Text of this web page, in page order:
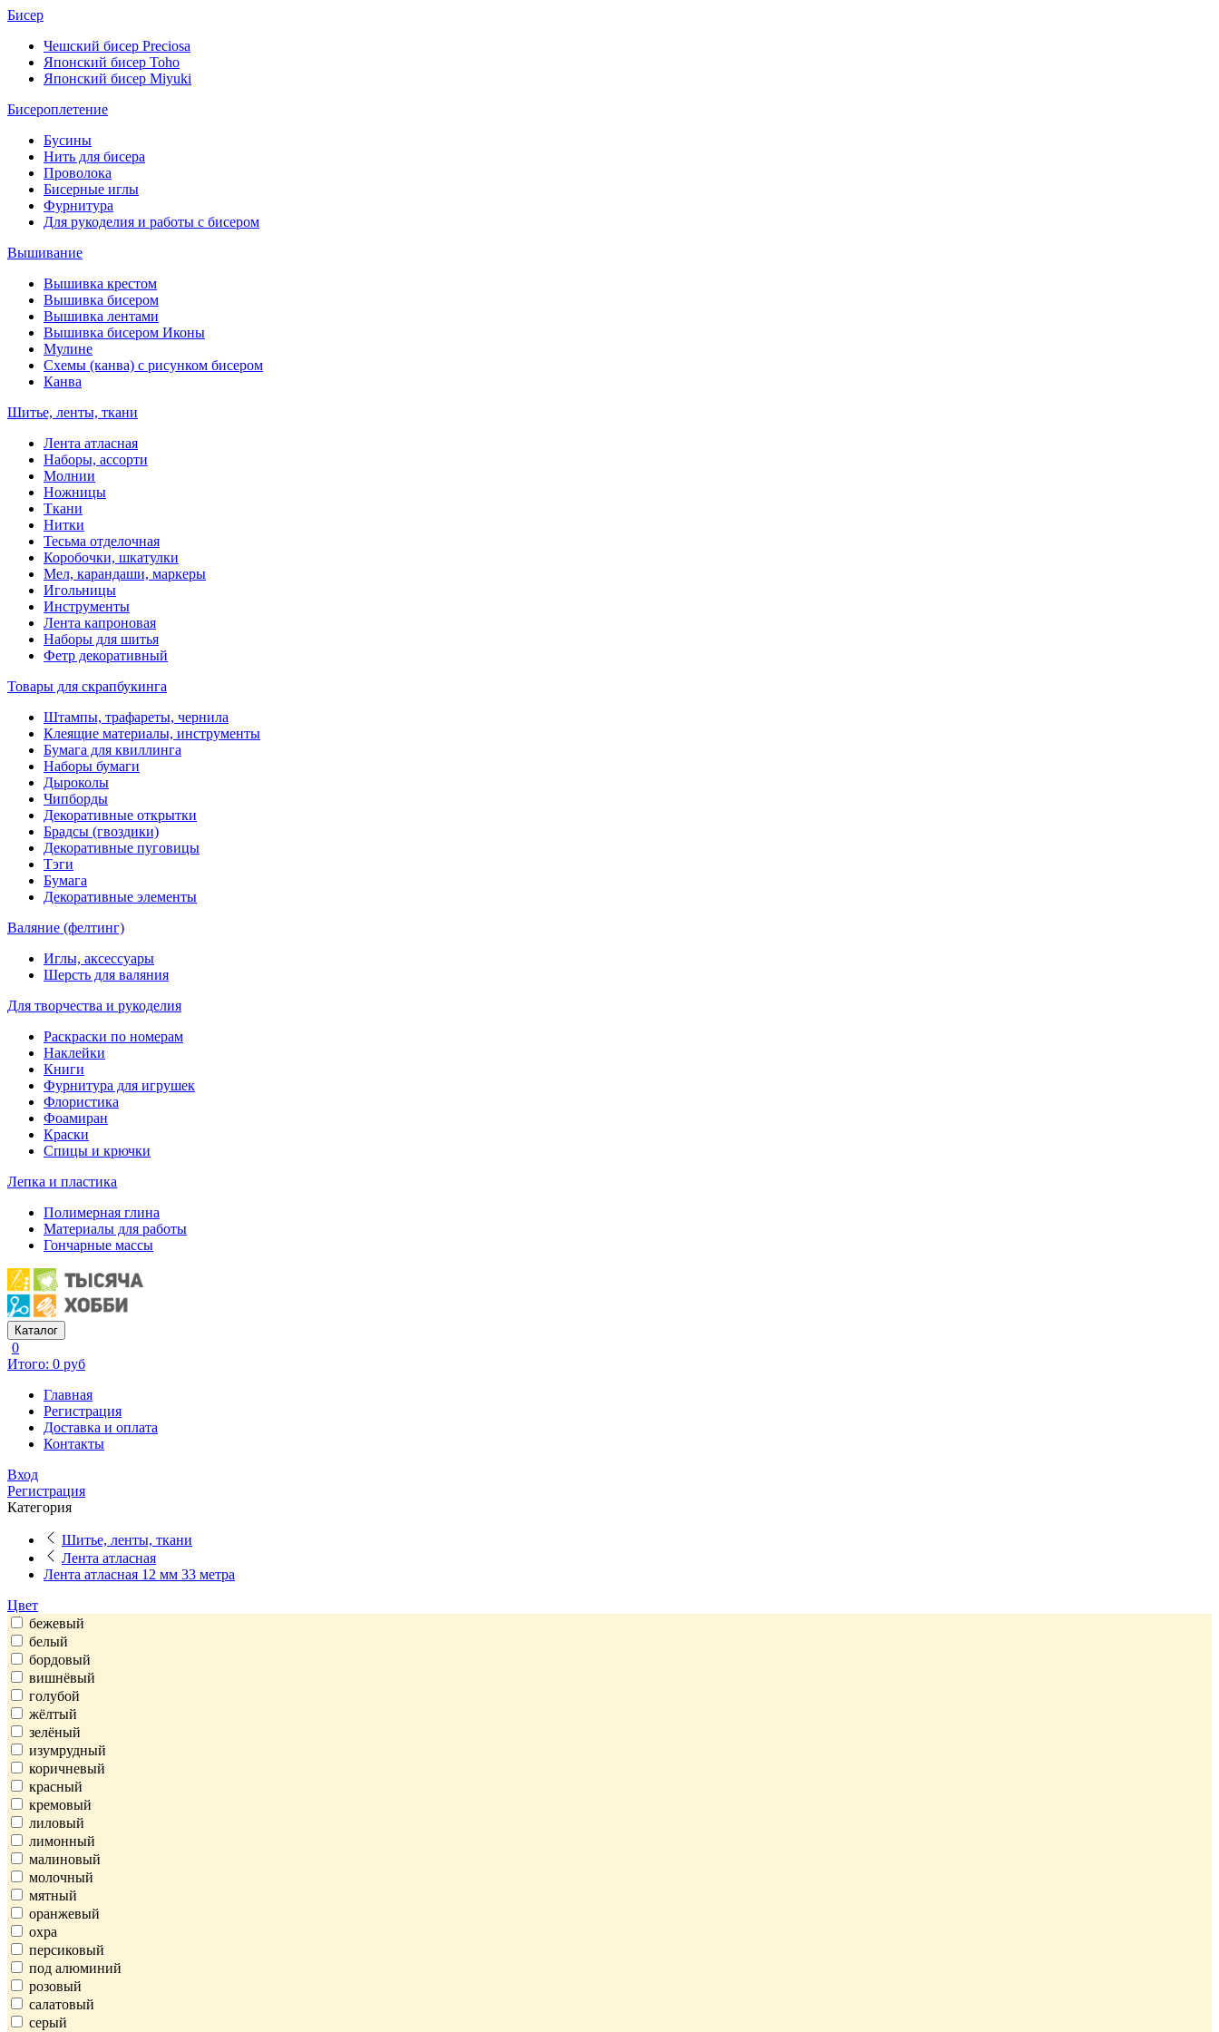
Бисер
Чешский бисер Preciosa
Японский бисер Toho
Японский бисер Miyuki
Бисероплетение
Бусины
Нить для бисера
Проволока
Бисерные иглы
Фурнитура
Для рукоделия и работы с бисером
Вышивание
Вышивка крестом
Вышивка бисером
Вышивка лентами
Вышивка бисером Иконы
Мулине
Схемы (канва) с рисунком бисером
Канва
Шитье, ленты, ткани
Лента атласная
Наборы, ассорти
Молнии
Ножницы
Ткани
Нитки
Тесьма отделочная
Коробочки, шкатулки
Мел, карандаши, маркеры
Игольницы
Инструменты
Лента капроновая
Наборы для шитья
Фетр декоративный
Товары для скрапбукинга
Штампы, трафареты, чернила
Клеящие материалы, инструменты
Бумага для квиллинга
Наборы бумаги
Дыроколы
Чипборды
Декоративные открытки
Брадсы (гвоздики)
Декоративные пуговицы
Тэги
Бумага
Декоративные элементы
Валяние (фелтинг)
Иглы, аксессуары
Шерсть для валяния
Для творчества и рукоделия
Раскраски по номерам
Наклейки
Книги
Фурнитура для игрушек
Флористика
Фоамиран
Краски
Спицы и крючки
Лепка и пластика
Полимерная глина
Материалы для работы
Гончарные массы
Каталог
0
Итого: 0 руб
Главная
Регистрация
Доставка и оплата
Контакты
Вход
Регистрация
Категория
Шитье, ленты, ткани
Лента атласная
Лента атласная 12 мм 33 метра
Цвет
бежевый
белый
бордовый
вишнёвый
голубой
жёлтый
зелёный
изумрудный
коричневый
красный
кремовый
лиловый
лимонный
малиновый
молочный
мятный
оранжевый
охра
персиковый
под алюминий
розовый
салатовый
серый